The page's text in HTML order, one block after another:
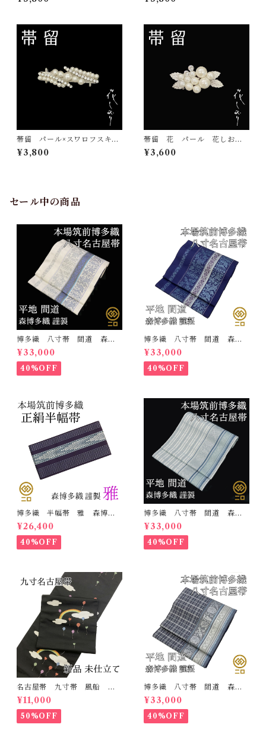
日本製 和装小物
店 帯飾り 日本製 和装小
帯留 パール×スワロフスキ
ー 花しおり 大原商店 帯
飾り 日本製
¥3,800
帯留 花 パール 花しお
り 大原商店 帯飾り 日本
製 和装小物
¥3,600
セール中の商品
博多織 八寸帯 間道 森博
多織 正絹 日本製 未仕立
て 名古屋帯
¥33,000
40%OFF
博多織 八寸帯 間道 森博
多織 正絹 日本製 未仕立
て 名古屋帯
¥33,000
40%OFF
博多織 半幅帯 雅 森博多
織 正絹 リバーシブル 長
さ/3m78cm 日本製 和装
小袋帯 半巾帯
¥26,400
40%OFF
博多織 八寸帯 間道 森博
多織 正絹 日本製 未仕立
て 名古屋帯
¥33,000
40%OFF
名古屋帯 九寸帯 風船
雲 虹 正絹 日本製 九寸
名古屋帯
¥11,000
50%OFF
博多織 八寸帯 間道 森博
多織 正絹 日本製 未仕立
て 名古屋帯
¥33,000
40%OFF